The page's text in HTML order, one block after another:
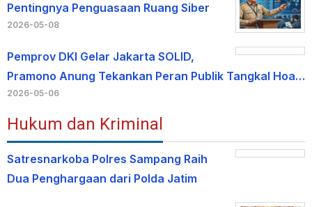
Pentingnya Penguasaan Ruang Siber
2026-05-08
Pemprov DKI Gelar Jakarta SOLID,
Pramono Anung Tekankan Peran Publik Tangkal Hoa…
2026-05-06
Hukum dan Kriminal
Satresnarkoba Polres Sampang Raih
Dua Penghargaan dari Polda Jatim